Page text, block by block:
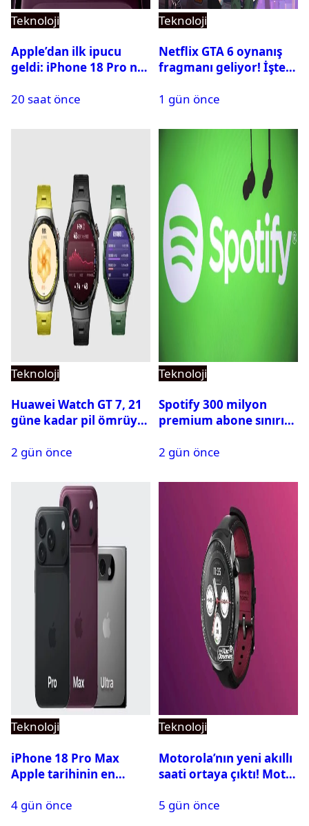
Teknoloji
Apple’dan ilk ipucu
geldi: iPhone 18 Pro ne
20 saat önce
Teknoloji
Netflix GTA 6 oynanış
fragmanı geliyor! İşte
1 gün önce
Teknoloji
Huawei Watch GT 7, 21
güne kadar pil ömrüyle
2 gün önce
Teknoloji
Spotify 300 milyon
premium abone sınırını
2 gün önce
Teknoloji
iPhone 18 Pro Max
Apple tarihinin en
4 gün önce
Teknoloji
Motorola’nın yeni akıllı
saati ortaya çıktı! Moto
görüntülendi
5 gün önce